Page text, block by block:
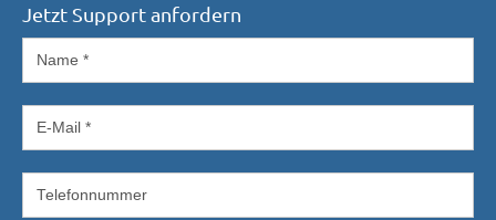
Jetzt Support anfordern